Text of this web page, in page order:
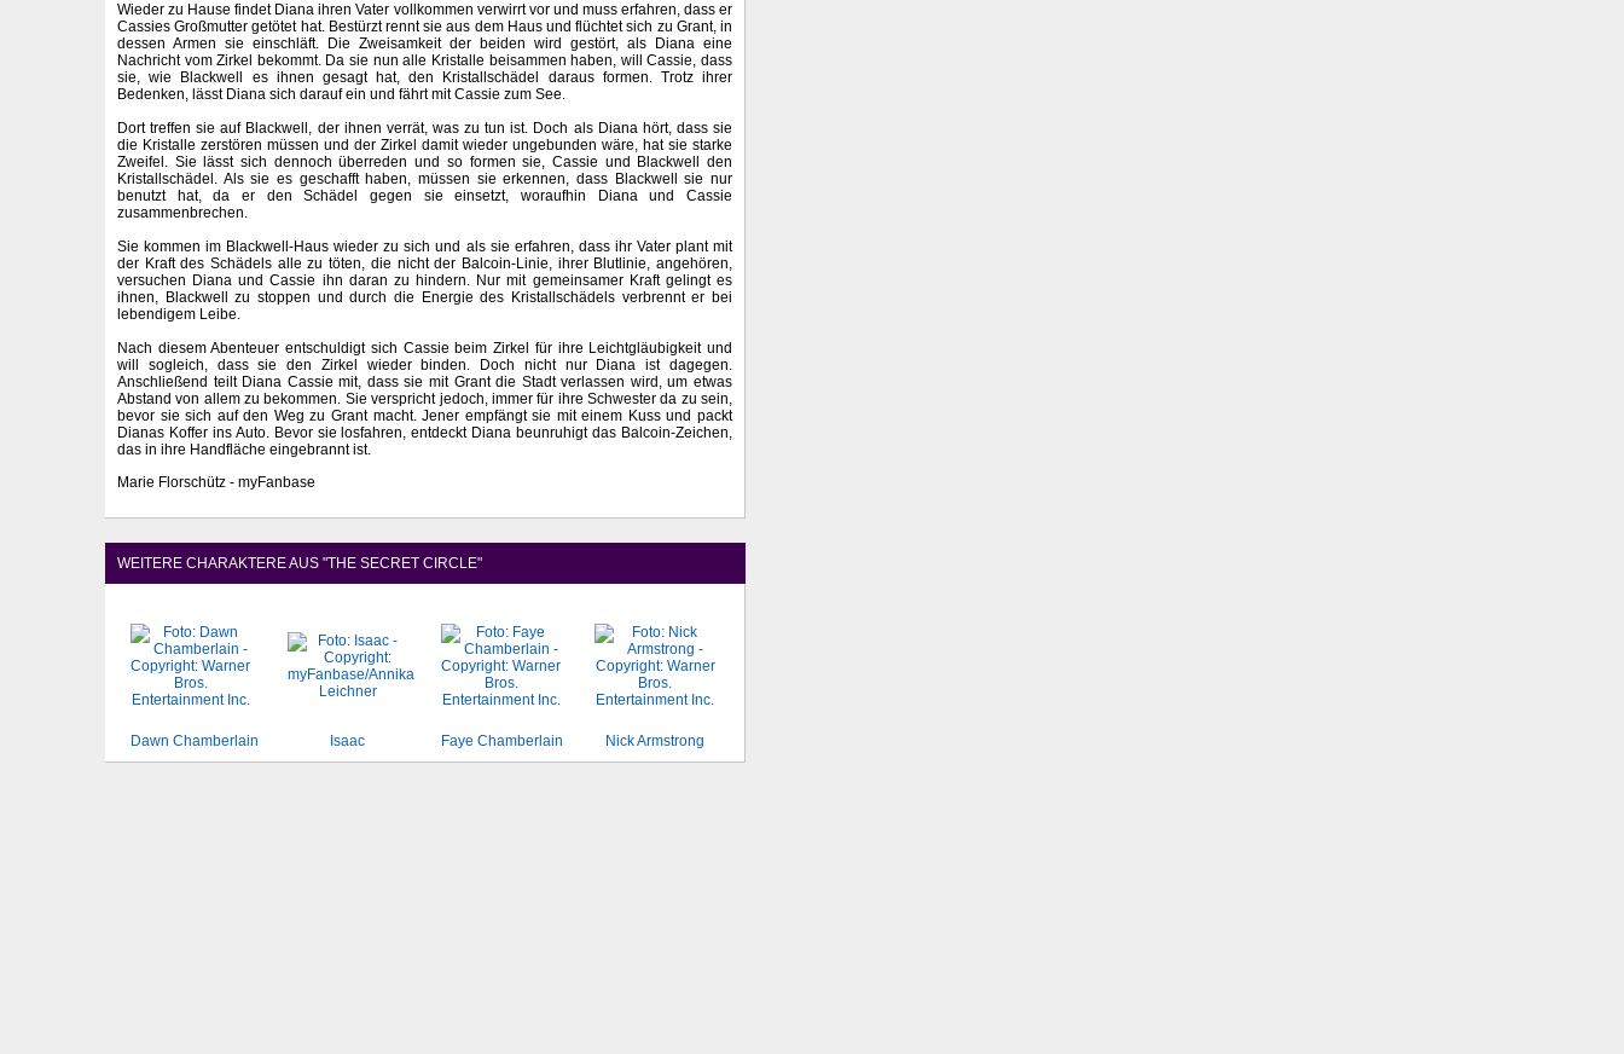
Wieder zu Hause findet Diana ihren Vater vollkommen verwirrt vor und muss erfahren, dass er
Cassies Großmutter getötet hat. Bestürzt rennt sie aus dem Haus und flüchtet sich zu Grant, in
dessen Armen sie einschläft. Die Zweisamkeit der beiden wird gestört, als Diana eine
Nachricht vom Zirkel bekommt. Da sie nun alle Kristalle beisammen haben, will Cassie, dass
sie, wie Blackwell es ihnen gesagt hat, den Kristallschädel daraus formen. Trotz ihrer
Bedenken, lässt Diana sich darauf ein und fährt mit Cassie zum See.
Dort treffen sie auf Blackwell, der ihnen verrät, was zu tun ist. Doch als Diana hört, dass sie
die Kristalle zerstören müssen und der Zirkel damit wieder ungebunden wäre, hat sie starke
Zweifel. Sie lässt sich dennoch überreden und so formen sie, Cassie und Blackwell den
Kristallschädel. Als sie es geschafft haben, müssen sie erkennen, dass Blackwell sie nur
benutzt hat, da er den Schädel gegen sie einsetzt, woraufhin Diana und Cassie
zusammenbrechen.
Sie kommen im Blackwell-Haus wieder zu sich und als sie erfahren, dass ihr Vater plant mit
der Kraft des Schädels alle zu töten, die nicht der Balcoin-Linie, ihrer Blutlinie, angehören,
versuchen Diana und Cassie ihn daran zu hindern. Nur mit gemeinsamer Kraft gelingt es
ihnen, Blackwell zu stoppen und durch die Energie des Kristallschädels verbrennt er bei
lebendigem Leibe.
Nach diesem Abenteuer entschuldigt sich Cassie beim Zirkel für ihre Leichtgläubigkeit und
will sogleich, dass sie den Zirkel wieder binden. Doch nicht nur Diana ist dagegen.
Anschließend teilt Diana Cassie mit, dass sie mit Grant die Stadt verlassen wird, um etwas
Abstand von allem zu bekommen. Sie verspricht jedoch, immer für ihre Schwester da zu sein,
bevor sie sich auf den Weg zu Grant macht. Jener empfängt sie mit einem Kuss und packt
Dianas Koffer ins Auto. Bevor sie losfahren, entdeckt Diana beunruhigt das Balcoin-Zeichen,
das in ihre Handfläche eingebrannt ist.
Marie Florschütz - myFanbase
WEITERE CHARAKTERE AUS "THE SECRET CIRCLE"
Dawn Chamberlain Isaac Faye Chamberlain Nick Armstrong